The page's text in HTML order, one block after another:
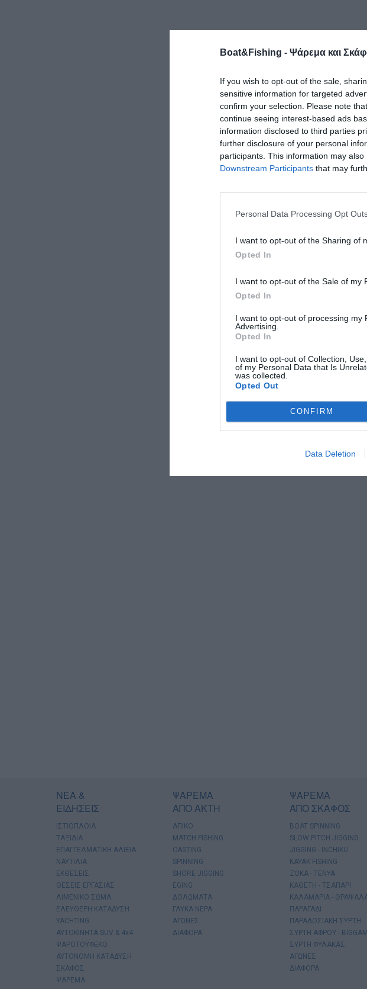
Boat&Fishing - Ψάρεμα και
If you wish to opt-out of the sale,
sensitive information for targeted
confirm your selection. Please note
continue seeing interest-based ads
information disclosed to third parties
further disclosure of your personal
participants. This information may
Downstream Participants that may
Personal Data Processing Opt
I want to opt-out of the Sharing of
Opted In
I want to opt-out of the Sale of my
Opted In
I want to opt-out of processing my
Advertising.
Opted In
I want to opt-out of Collection,
of my Personal Data that Is
was collected.
Opted Out
CONFIRM
Data Deletion
ΝΕΑ &
ΕΙΔΗΣΕΙΣ
ΙΣΤΙΟΠΛΟΙΑ
ΤΑΞΙΔΙΑ
ΕΠΑΓΓΕΛΜΑΤΙΚΗ ΑΛΙΕΙΑ
ΝΑΥΤΙΛΙΑ
ΕΚΘΕΣΕΙΣ
ΘΕΣΕΙΣ ΕΡΓΑΣΙΑΣ
ΛΙΜΕΝΙΚΟ ΣΩΜΑ
ΕΛΕΥΘΕΡΗ ΚΑΤΑΔΥΣΗ
YACHTING
AYTOKINHTA SUV & 4x4
ΨΑΡΟΤΟΥΦΕΚΟ
ΑΥΤΟΝΟΜΗ ΚΑΤΑΔΥΣΗ
ΣΚΑΦΟΣ
ΨΑΡΕΜΑ
ΨΑΡΕΜΑ
ΑΠΟ ΑΚΤΗ
ΑΠΙΚΟ
MATCH FISHING
CASTING
SPINNING
SHORE JIGGING
EGING
ΔΟΛΩΜΑΤΑ
ΓΛΥΚΑ ΝΕΡΑ
ΑΓΩΝΕΣ
ΔΙΑΦΟΡΑ
ΨΑΡΕΜΑ
ΑΠΟ ΣΚΑΦΟΣ
BOAT SPINNING
SLOW PITCH JIGGING
JIGGING - INCHIKU
KAYAK FISHING
ΖΟΚΑ - ΤΕΝΥΑ
ΚΑΘΕΤΗ - ΤΣΑΠΑΡΙ
ΚΑΛΑΜΑΡΙΑ -
ΠΑΡΑΓΑΔΙ
ΠΑΡΑΔΟΣΙΑΚΗ ΣΥΡΤΗ
ΣΥΡΤΗ ΑΦΡΟΥ -
ΣΥΡΤΗ ΦΥΛΑΚΑΣ
ΑΓΩΝΕΣ
ΔΙΑΦΟΡΑ